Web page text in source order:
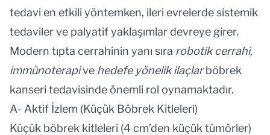
tedavi en etkili yöntemken, ileri evrelerde sistemik
tedaviler ve palyatif yaklaşımlar devreye girer.
Modern tıpta cerrahinin yanı sıra robotik cerrahi,
immünoterapive hedefe yönelik ilaçlarböbrek
kanseri tedavisinde önemli rol oynamaktadır.
A- Aktif İzlem (Küçük Böbrek Kitleleri)
Küçük böbrek kitleleri (4 cm’den küçük tümörler)